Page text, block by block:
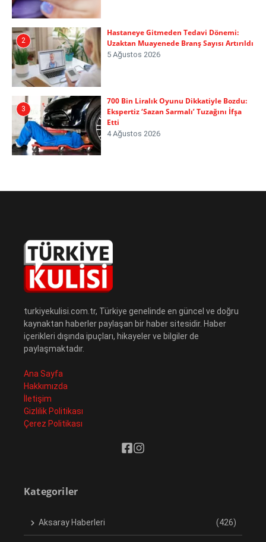
2
Hastaneye Gitmeden Tedavi Dönemi:
Uzaktan Muayenede Branş Sayısı Artırıldı
5 Ağustos 2026
3
700 Bin Liralık Oyunu Dikkatiyle Bozdu:
Ekspertiz ‘Sazan Sarmalı’ Tuzağını İfşa
Etti
4 Ağustos 2026
turkiyekulisi.com.tr, Türkiye genelinde en güncel ve doğru
kaynaktan haberler paylaşan bir haber sitesidir. Haber
içerikleri dışında ipuçları, hikayeler ve bilgiler de
paylaşmaktadır.
Ana Sayfa
Hakkımızda
İletişim
Gizlilik Politikası
Çerez Politikası
Kategoriler
Aksaray Haberleri (426)